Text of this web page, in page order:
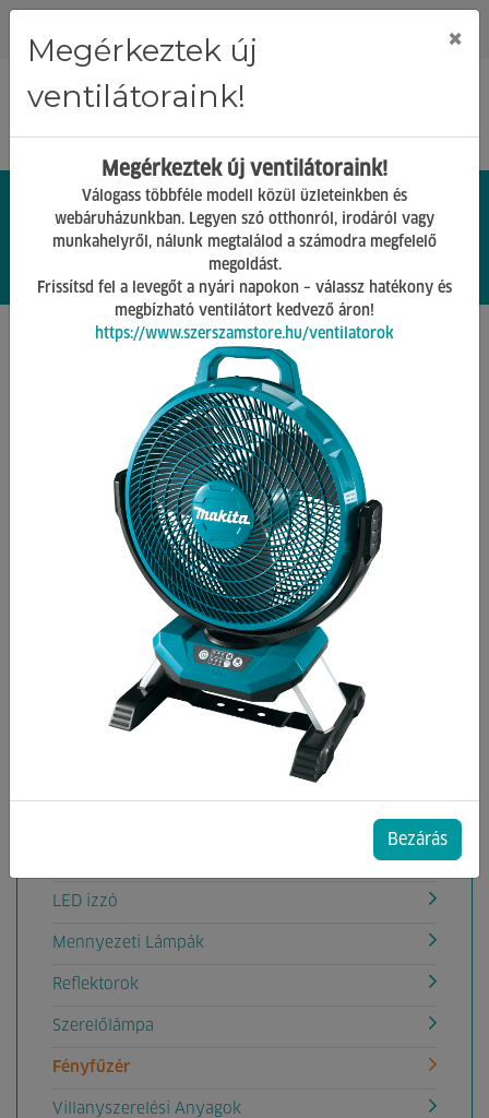
0 0.
Világítás és Elektronika
Vissza
Kategóriák
Elemlámpák,zseblámpák
Elosztó, Hosszabbító
Elosztó, hosszabbító tartozékok
LED izzó
Mennyezeti Lámpák
Reflektorok
Szerelőlámpa
Fényfűzér
Villanyszerelési Anyagok
Megérkeztek új
ventilátoraink!
×
Megérkeztek új ventilátoraink!
Válogass többféle modell közül üzleteinkben és
webáruházunkban. Legyen szó otthonról, irodáról vagy
munkahelyről, nálunk megtalálod a számodra megfelelő
megoldást.
Frissítsd fel a levegőt a nyári napokon – válassz hatékony és
megbízható ventilátort kedvező áron!
https://www.szerszamstore.hu/ventilatorok
Bezárás